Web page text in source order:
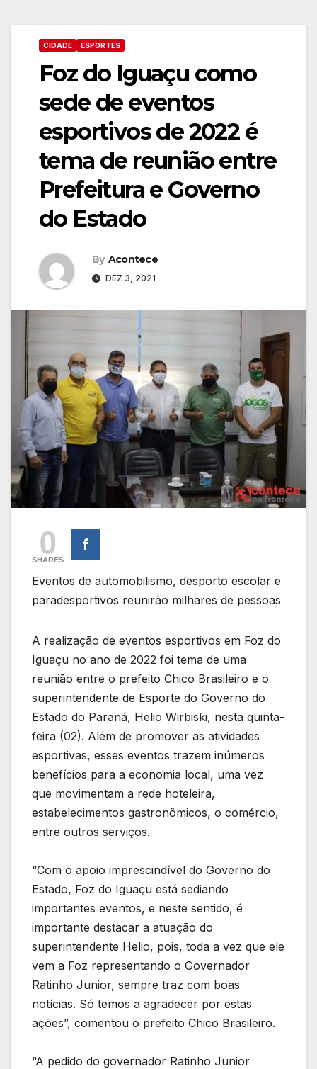
CIDADE ESPORTES
Foz do Iguaçu como
sede de eventos
esportivos de 2022 é
tema de reunião entre
Prefeitura e Governo
do Estado
By Acontece
DEZ 3, 2021
0
SHARES
Eventos de automobilismo, desporto escolar e
paradesportivos reunirão milhares de pessoas
A realização de eventos esportivos em Foz do
Iguaçu no ano de 2022 foi tema de uma
reunião entre o prefeito Chico Brasileiro e o
superintendente de Esporte do Governo do
Estado do Paraná, Helio Wirbiski, nesta quinta-
feira (02). Além de promover as atividades
esportivas, esses eventos trazem inúmeros
benefícios para a economia local, uma vez
que movimentam a rede hoteleira,
estabelecimentos gastronômicos, o comércio,
entre outros serviços.
“Com o apoio imprescindível do Governo do
Estado, Foz do Iguaçu está sediando
importantes eventos, e neste sentido, é
importante destacar a atuação do
superintendente Helio, pois, toda a vez que ele
vem a Foz representando o Governador
Ratinho Junior, sempre traz com boas
notícias. Só temos a agradecer por estas
ações”, comentou o prefeito Chico Brasileiro.
“A pedido do governador Ratinho Junior